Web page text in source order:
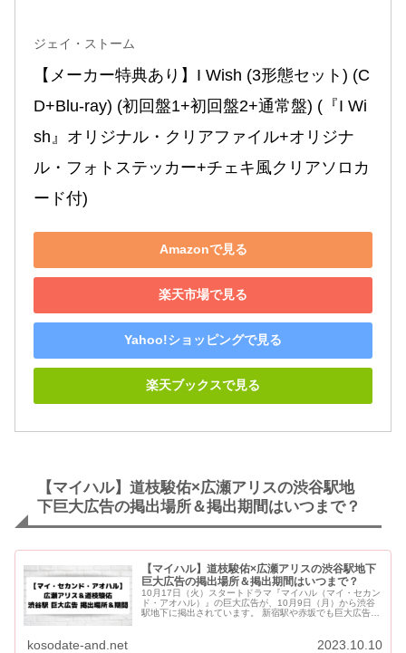
ジェイ・ストーム
【メーカー特典あり】I Wish (3形態セット) (C
D+Blu-ray) (初回盤1+初回盤2+通常盤) (『I Wi
sh』オリジナル・クリアファイル+オリジナ
ル・フォトステッカー+チェキ風クリアソロカ
ード付)
Amazonで見る
楽天市場で見る
Yahoo!ショッピングで見る
楽天ブックスで見る
【マイハル】道枝駿佑×広瀬アリスの渋谷駅地
下巨大広告の掲出場所＆掲出期間はいつまで？
【マイハル】道枝駿佑×広瀬アリスの渋谷駅地下
巨大広告の掲出場所＆掲出期間はいつまで？
10月17日（火）スタートドラマ『マイハル（マイ・セカン
ド・アオハル）』の巨大広告が、10月9日（月）から渋谷
駅地下に掲出されています。 新宿駅や赤坂でも巨大広告が
kosodate-and.net 2023.10.10